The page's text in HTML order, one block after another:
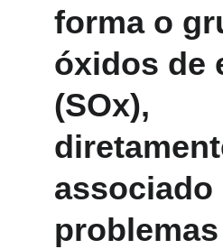
forma o
óxidos de
(SOx),
associado
problemas